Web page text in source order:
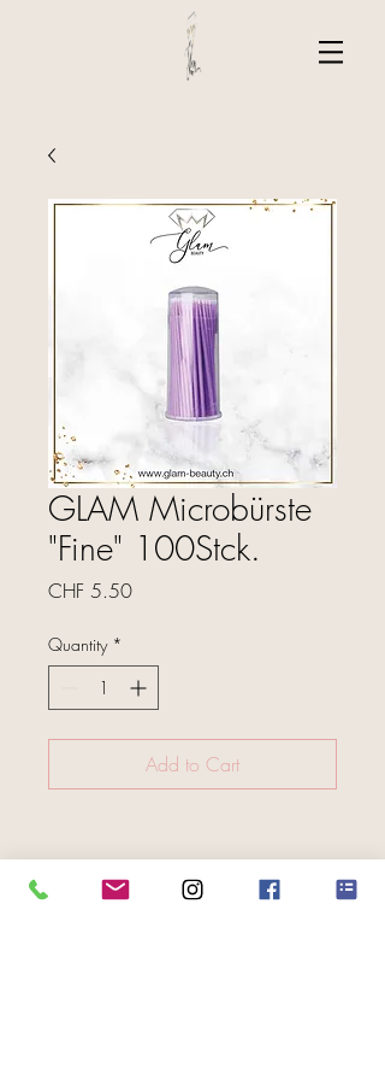
GLAM Microbürste
"Fine" 100Stck.
CHF 5.50Price
Quantity *
Add to Cart